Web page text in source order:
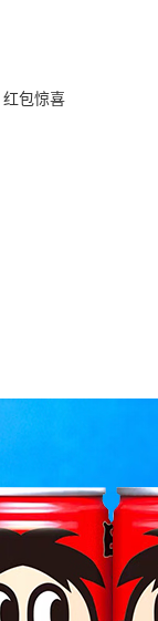
红包惊喜